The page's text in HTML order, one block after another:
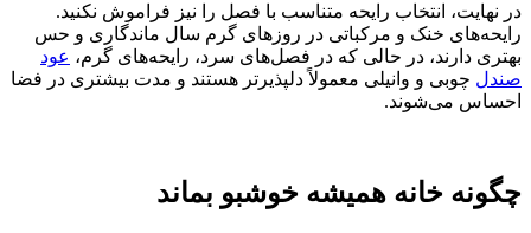
در نهایت، انتخاب رایحه متناسب با فصل را نیز فراموش نکنید.
رایحه‌های خنک و مرکباتی در روزهای گرم سال ماندگاری و حس
بهتری دارند، در حالی که در فصل‌های سرد، رایحه‌های گرم، عود
صندل چوبی و وانیلی معمولاً دلپذیرتر هستند و مدت بیشتری در فضا
احساس می‌شوند.
چگونه خانه همیشه خوشبو بماند